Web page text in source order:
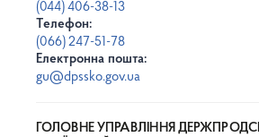
(044) 406-38-13
Телефон:
(066) 247-51-78
Електронна пошта:
gu@dpssko.gov.ua
ГОЛОВНЕ УПРАВЛІННЯ